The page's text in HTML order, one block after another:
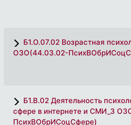
Б1.О.07.02 Возрастная
ОЗО(44.03.02-
Б1.В.02 Деятельность
сфере в интернете и СМИ_3
ПсихВОбрИСоцСфере)